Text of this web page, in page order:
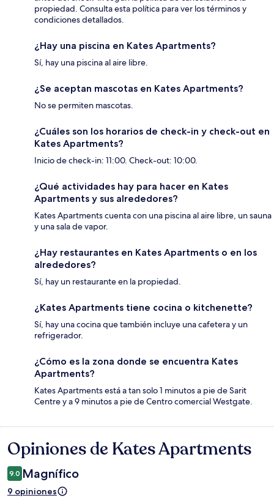
propiedad. Consulta esta política para ver los términos y
condiciones detallados.
¿Hay una piscina en Kates Apartments?
Sí, hay una piscina al aire libre.
¿Se aceptan mascotas en Kates Apartments?
No se permiten mascotas.
¿Cuáles son los horarios de check-in y check-out en
Kates Apartments?
Inicio de check-in: 11:00. Check-out: 10:00.
¿Qué actividades hay para hacer en Kates
Apartments y sus alrededores?
Kates Apartments cuenta con una piscina al aire libre, un sauna
y una sala de vapor.
¿Hay restaurantes en Kates Apartments o en los
alrededores?
Sí, hay un restaurante en la propiedad.
¿Kates Apartments tiene cocina o kitchenette?
Sí, hay una cocina que también incluye una cafetera y un
refrigerador.
¿Cómo es la zona donde se encuentra Kates
Apartments?
Kates Apartments está a tan solo 1 minutos a pie de Sarit
Centre y a 9 minutos a pie de Centro comercial Westgate.
Opiniones
Opiniones de Kates Apartments
9.0 Magnífico
9 opiniones